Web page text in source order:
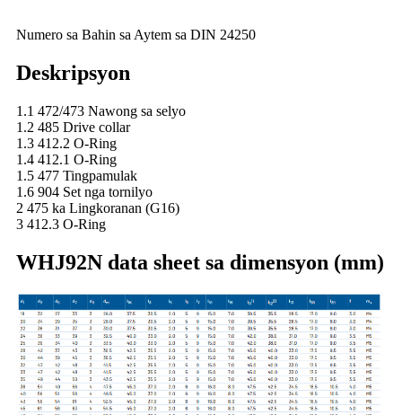
Numero sa Bahin sa Aytem sa DIN 24250
Deskripsyon
1.1 472/473 Nawong sa selyo
1.2 485 Drive collar
1.3 412.2 O-Ring
1.4 412.1 O-Ring
1.5 477 Tingpamulak
1.6 904 Set nga tornilyo
2 475 ka Lingkoranan (G16)
3 412.3 O-Ring
WHJ92N data sheet sa dimensyon (mm)